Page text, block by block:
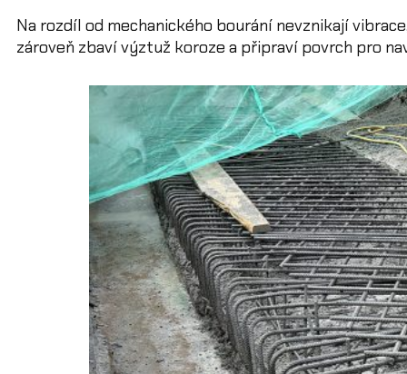
Na rozdíl od mechanického bourání nevznikají
zároveň zbaví výztuž koroze a připraví povrch pro